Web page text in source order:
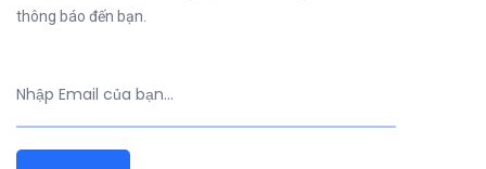
thông báo đến bạn.